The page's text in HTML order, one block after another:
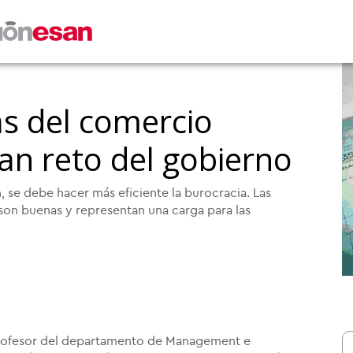
del comercio
reto del gobierno
debe hacer más eficiente la burocracia. Las
buenas y representan una carga para las
del departamento de Management e